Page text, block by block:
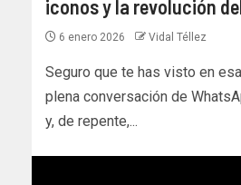
iconos y la revolución
6 enero 2026 Vidal Téllez
Seguro que te has visto en
plena conversación de
y, de repente,...